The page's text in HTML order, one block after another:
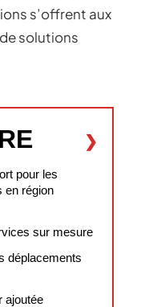
s’offrent aux
solutions
pour les
en région
sur mesure
déplacements
ajoutée